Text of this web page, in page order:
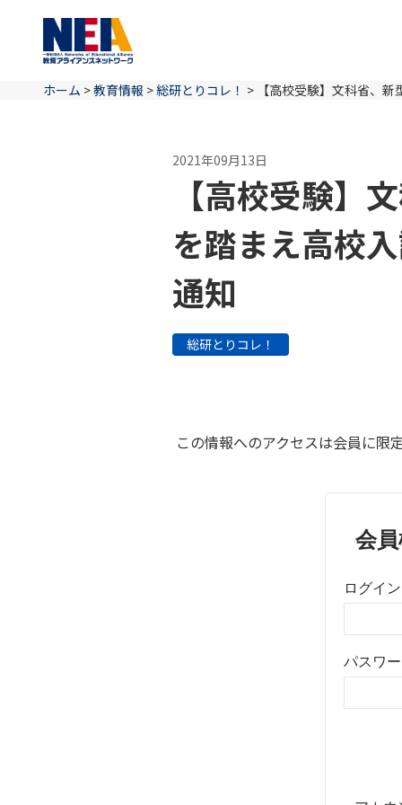
ホーム >教育情報 >総研とりコレ！ > 【高校受験】文科省、
2021年09月13日
【高校受験】
を踏まえ高校
通知
総研とりコレ！
この情報へのアクセスは会員に限
会
ログイ
パスワ